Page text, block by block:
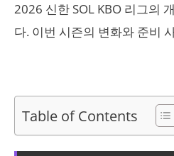
2026 신한 SOL KBO 리그의
다. 이번 시즌의 변화와 준비
Table of Contents